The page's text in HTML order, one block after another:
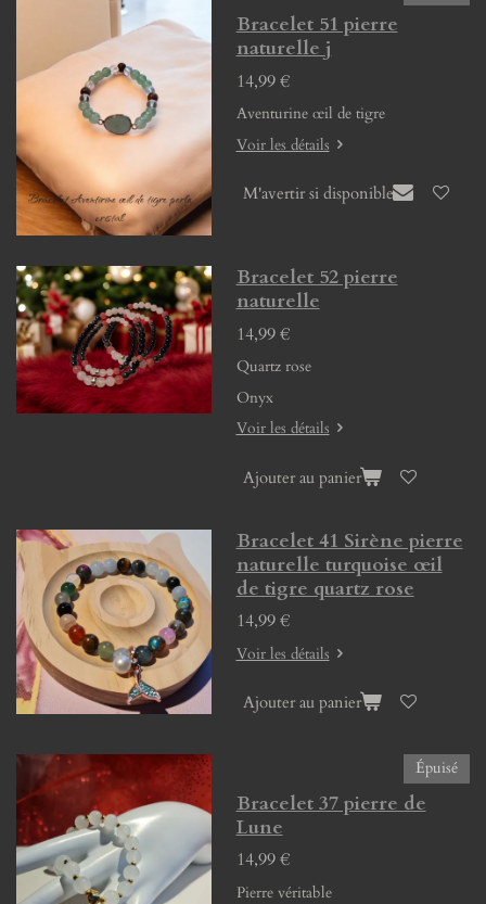
Bracelet 51 pierre
naturelle j
14,99 €
Aventurine œil de tigre
Voir les détails
M'avertir si disponible
Bracelet 52 pierre
naturelle
14,99 €
Quartz rose
Onyx
Voir les détails
Ajouter au panier
Bracelet 41 Sirène pierre
naturelle turquoise œil
de tigre quartz rose
14,99 €
Voir les détails
Ajouter au panier
Épuisé
Bracelet 37 pierre de
Lune
14,99 €
Pierre véritable